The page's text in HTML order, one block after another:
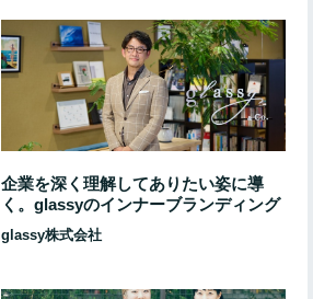
企業を深く理解してありたい姿に導
く。glassyのインナーブランディング
glassy株式会社